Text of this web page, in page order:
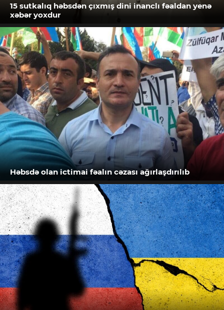
15 sutkalıq həbsdən çıxmış dini inanclı fəaldan yenə
xəbər yoxdur
Həbsdə olan ictimai fəalın cəzası ağırlaşdırılıb